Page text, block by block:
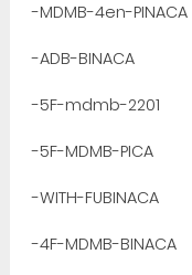
-MDMB-4en-PINACA
-ADB-BINACA
-5F-mdmb-2201
-5F-MDMB-PICA
-WITH-FUBINACA
-4F-MDMB-BINACA